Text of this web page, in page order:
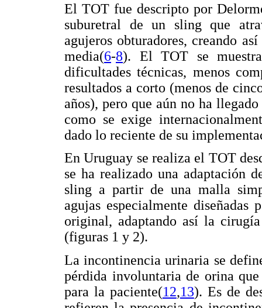
El TOT fue descripto por
suburetral de un sling que
agujeros obturadores, creando
media(6-8). El TOT se
dificultades técnicas, menos
resultados a corto (menos de
años), pero que aún no ha
como se exige
dado lo reciente de su
En Uruguay se realiza el TOT
se ha realizado una adaptación
sling a partir de una malla
agujas especialmente
original, adaptando así la
(figuras 1 y 2).
La incontinencia urinaria se
pérdida involuntaria de orina
para la paciente(12,13). Es de